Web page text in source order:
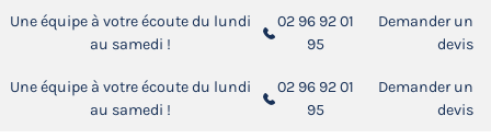
Une équipe à votre écoute du lundi
au samedi !
02 96 92 01
95
Demander un
devis
Une équipe à votre écoute du lundi
au samedi !
02 96 92 01
95
Demander un
devis